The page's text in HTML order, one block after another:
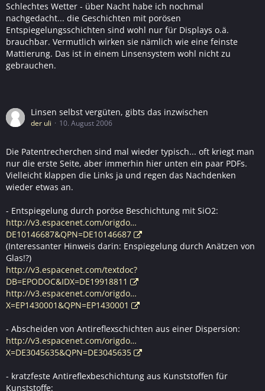
Schlechtes Wetter - über Nacht habe ich nochmal
nachgedacht... die Geschichten mit porösen
Entspiegelungsschichten sind wohl nur für Displays o.ä.
brauchbar. Vermutlich wirken sie nämlich wie eine feinste
Mattierung. Das ist in einem Linsensystem wohl nicht zu
gebrauchen.
Linsen selbst vergüten, gibts das inzwischen
der uli 10. August 2006
Die Patentrecherchen sind mal wieder typisch... oft kriegt man
nur die erste Seite, aber immerhin hier unten ein paar PDFs.
Vielleicht klappen die Links ja und regen das Nachdenken
wieder etwas an.
- Entspiegelung durch poröse Beschichtung mit SiO2:
http://v3.espacenet.com/origdo…
DE10146687&QPN=DE10146687
(Interessanter Hinweis darin: Enspiegelung durch Anätzen von
Glas!?)
http://v3.espacenet.com/textdoc?
DB=EPODOC&IDX=DE19918811
http://v3.espacenet.com/origdo…
X=EP1430001&QPN=EP1430001
- Abscheiden von Antireflexschichten aus einer Dispersion:
http://v3.espacenet.com/origdo…
X=DE3045635&QPN=DE3045635
- kratzfeste Antireflexbeschichtung aus Kunststoffen für
Kunststoffe: